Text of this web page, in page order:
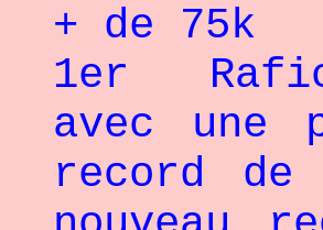
+ de 75k
1er Rafick
avec une
record